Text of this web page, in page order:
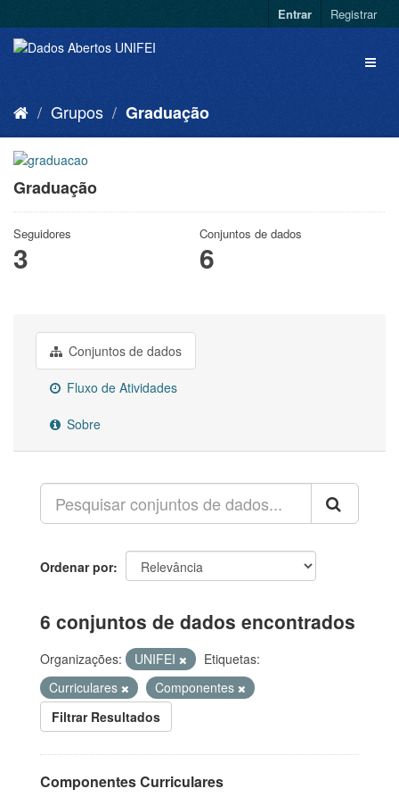
Entrar Registrar
Grupos Graduação
Graduação
Seguidores
3
Conjuntos de dados
6
Conjuntos de dados
Fluxo de Atividades
Sobre
Ordenar por
6 conjuntos de dados encontrados
Organizações: UNIFEI
Etiquetas:
Curriculares
Componentes
Filtrar Resultados
Componentes Curriculares